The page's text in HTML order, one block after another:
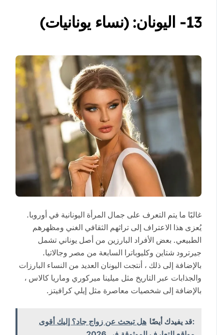
13- اليونان: (نساء يونانيات)
غالبًا ما يتم التعرف على جمال المرأة اليونانية في أوروبا.
يُعزى هذا الاعتراف إلى تراثهم الثقافي الغني ومظهرهم
الطبيعي. بعض الأفراد البارزين من أصل يوناني تشمل
جيرترود شتاين وكليوباترا السابعة من مصر وجالاتيا.
بالإضافة إلى ذلك ، أنتجت اليونان العديد من النساء البارزات
والجذابات عبر التاريخ مثل ميلينا ميركوري وماريا كالاس ،
بالإضافة إلى شخصيات معاصرة مثل إيلي كرافيتز.
:قد يفيدك أيضًا هل تبحث عن زواج جاد؟ إليك أقوى